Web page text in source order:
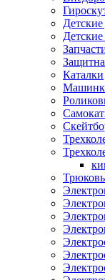
Каталки